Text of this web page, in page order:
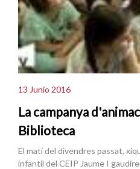
13 Junio 2016
La campanya
Biblioteca
El matí del divendres passat,
infantil del CEIP Jaume I